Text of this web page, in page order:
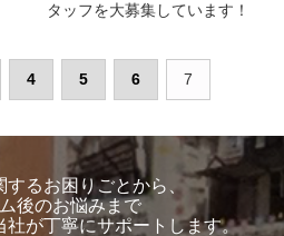
タッフを大募集しています！
4 5 6 7
するお困りごとから、
後のお悩みまで
社が丁寧にサポートします。